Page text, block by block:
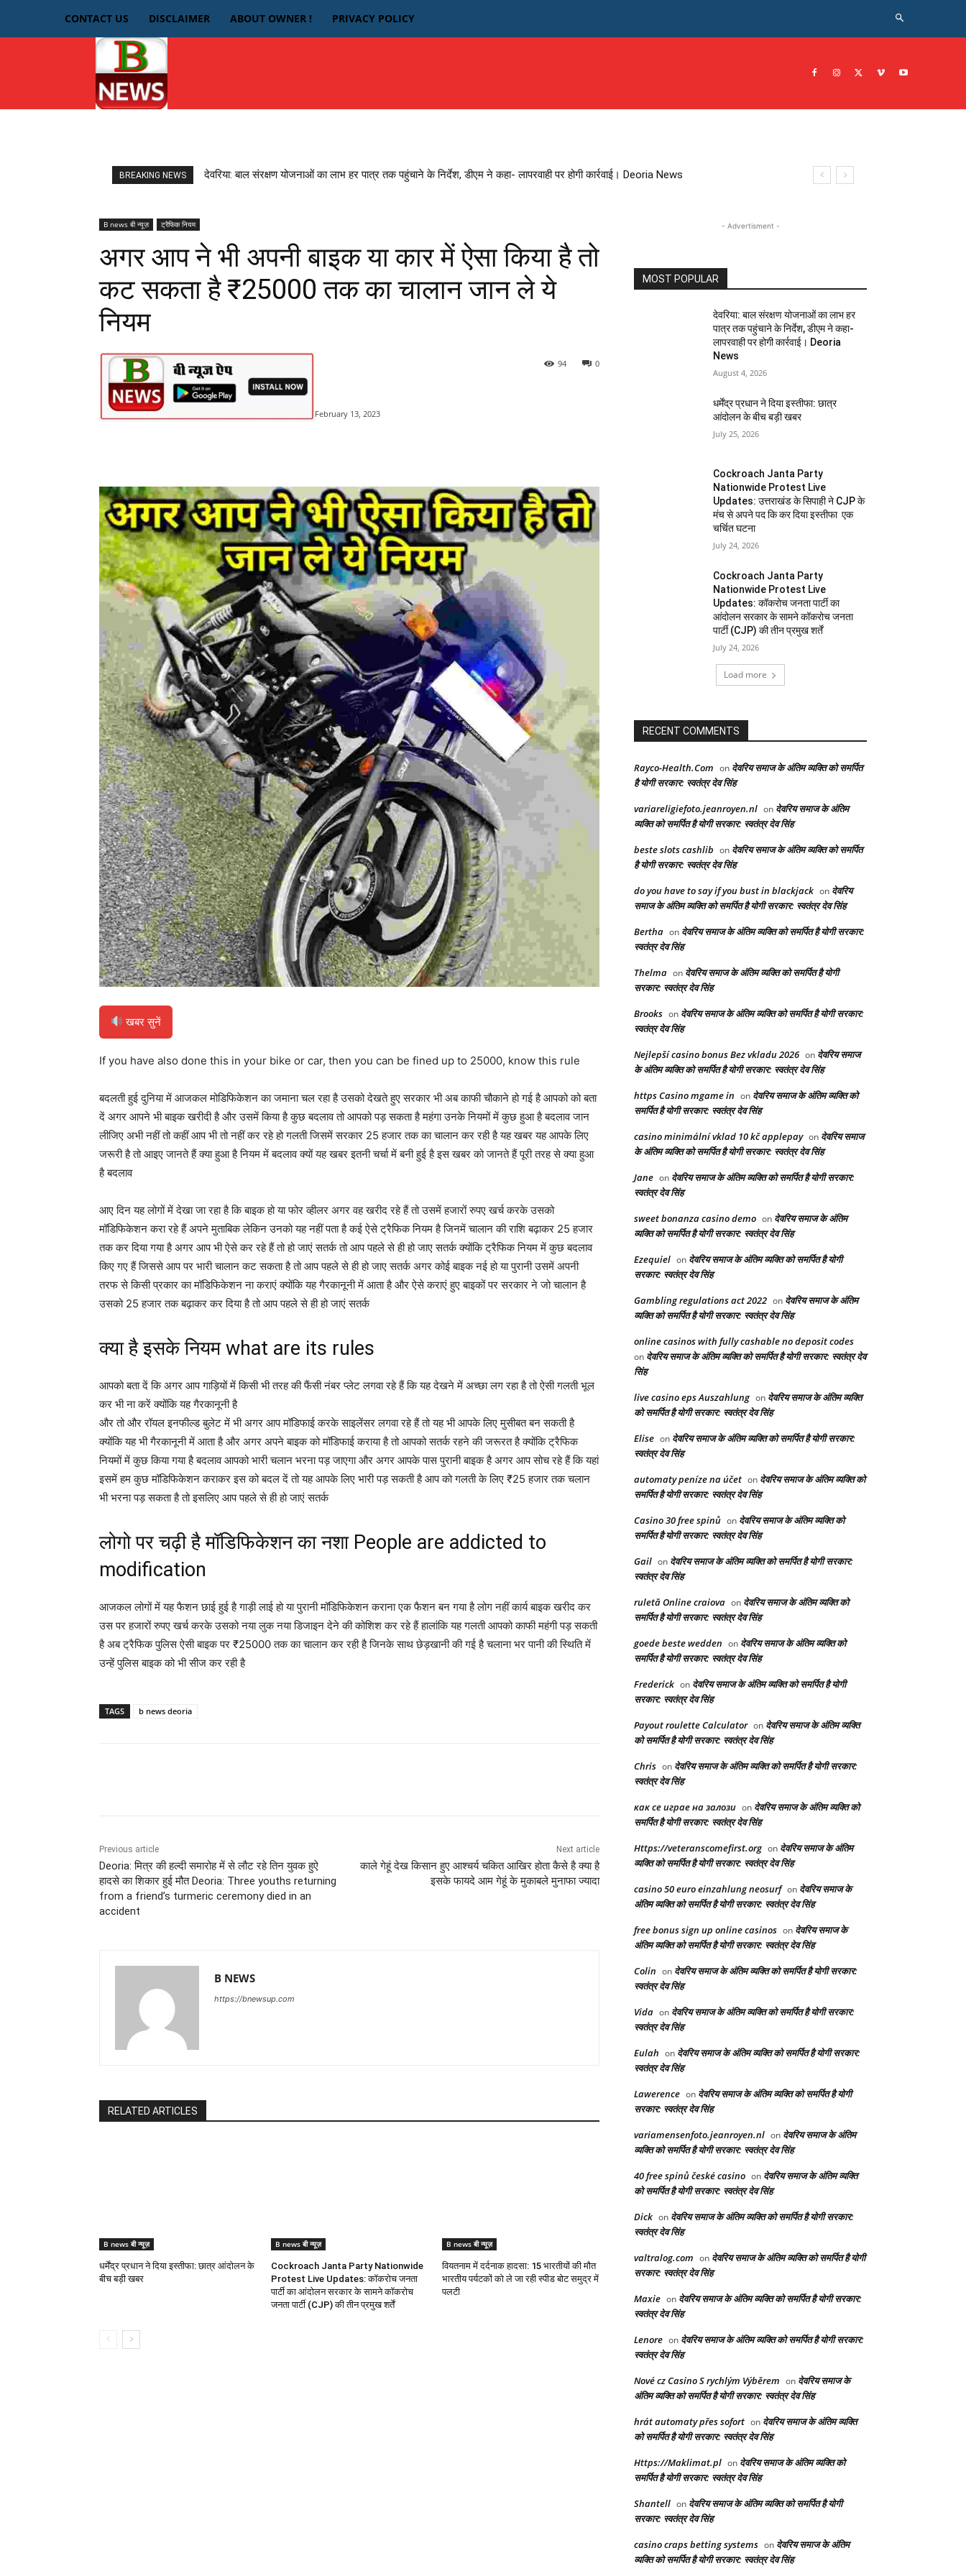
CONTACT US DISCLAIMER ABOUT OWNER ! PRIVACY POLICY
JOB नोकरी सरकारी योजना
BREAKING NEWS देवरिया: बाल संरक्षण योजनाओं का लाभ हर पात्र तक पहुंचाने के निर्देश, डीएम ने कहा- लापरवाही पर होगी कार्रवाई। Deoria News
B news बी न्यूज़ ट्रैफिक नियम
अगर आप ने भी अपनी बाइक या कार में ऐसा किया है तो
कट सकता है ₹25000 तक का चालान जान ले ये
नियम
February 13, 2023
0
94
खबर सुनें
If you have also done this in your bike or car, then you can be fined up to 25000, know this rule
बदलती हुई दुनिया में आजकल मोडिफिकेशन का जमाना चल रहा है उसको देखते हुए सरकार भी अब काफी चौकाने हो गई है आपको को बता
दें अगर आपने भी बाइक खरीदी है और उसमें किया है कुछ बदलाव तो आपको पड़ सकता है महंगा उनके नियमों में कुछ हुआ है बदलाव जान
लीजिए अभी नहीं तो कहीं आप भी तो नहीं कर रहे हो गलती जिसमें सरकार 25 हजार तक का चालान कर रही है यह खबर यह आपके लिए
जरूरी है तो आइए जानते हैं क्या हुआ है नियम में बदलाव क्यों यह खबर इतनी चर्चा में बनी हुई है इस खबर को जानते हैं पूरी तरह से क्या हुआ
है बदलाव
आए दिन यह लोगों में देखा जा रहा है कि बाइक हो या फोर व्हीलर अगर वह खरीद रहे हैं तो उसमें हजारों रुपए खर्च करके उसको
मॉडिफिकेशन करा रहे हैं अपने मुताबिक लेकिन उनको यह नहीं पता है कई ऐसे ट्रैफिक नियम है जिनमें चालान की राशि बढ़ाकर 25 हजार
तक कर दिया गया है अगर आप भी ऐसे कर रहे हैं तो हो जाएं सतर्क तो आप पहले से ही हो जाए सतर्क क्योंकि ट्रैफिक नियम में कुछ बदलाव
किए गए हैं जिससे आप पर भारी चालान कट सकता है तो आप पहले से ही हो जाए सतर्क अगर कोई बाइक नई हो या पुरानी उसमें अपनी
तरफ से किसी प्रकार का मॉडिफिकेशन ना कराएं क्योंकि यह गैरकानूनी में आता है और ऐसे कराएं हुए बाइकों पर सरकार ने जो चालान है
उसको 25 हजार तक बढ़ाकर कर दिया है तो आप पहले से ही हो जाएं सतर्क
क्या है इसके नियम what are its rules
आपको बता दें कि अगर आप गाड़ियों में किसी भी तरह की फैंसी नंबर प्लेट लगवा रहे हैं कि यह देखने में अच्छा लग रहा है तो ऐसी गलती भूल
कर भी ना करें क्योंकि यह गैरकानूनी है
और तो और रॉयल इनफील्ड बुलेट में भी अगर आप मॉडिफाई करके साइलेंसर लगवा रहे हैं तो यह भी आपके लिए मुसीबत बन सकती है
क्योंकि यह भी गैरकानूनी में आता है और अगर अपने बाइक को मॉडिफाई कराया है तो आपको सतर्क रहने की जरूरत है क्योंकि ट्रैफिक
नियमों में कुछ किया गया है बदलाव आपको भारी चलान भरना पड़ जाएगा और अगर आपके पास पुरानी बाइक है अगर आप सोच रहे हैं कि यहां
इसमें हम कुछ मॉडिफिकेशन कराकर इस को बदल दें तो यह आपके लिए भारी पड़ सकती है आप को गलती के लिए ₹25 हजार तक चलान
भी भरना पड़ सकता है तो इसलिए आप पहले से ही हो जाएं सतर्क
लोगो पर चढ़ी है मॉडिफिकेशन का नशा People are addicted to
modification
आजकल लोगों में यह फैशन छाई हुई है गाड़ी लाई हो या पुरानी मॉडिफिकेशन कराना एक फैशन बन गया है लोग नहीं कार्य बाइक खरीद कर
उस पर हजारों रुपए खर्च करके उसको नया लुक नया डिजाइन देने की कोशिश कर रहे हैं हालांकि यह गलती आपको काफी महंगी पड़ सकती
है अब ट्रैफिक पुलिस ऐसी बाइक पर ₹25000 तक का चालान कर रही है जिनके साथ छेड़खानी की गई है चलाना भर पानी की स्थिति में
उन्हें पुलिस बाइक को भी सीज कर रही है
TAGS b news deoria
Previous article
Deoria: मित्र की हल्दी समारोह में से लौट रहे तिन युवक हुऐ
हादसे का शिकार हुई मौत Deoria: Three youths returning
from a friend’s turmeric ceremony died in an
accident
Next article
काले गेहूं देख किसान हुए आश्चर्य चकित आखिर होता कैसे है क्या है
इसके फायदे आम गेहूं के मुकाबले मुनाफा ज्यादा
B NEWS
https://bnewsup.com
RELATED ARTICLES
B news बी न्यूज़
धर्मेंद्र प्रधान ने दिया इस्तीफा: छात्र आंदोलन के
बीच बड़ी खबर
B news बी न्यूज़
Cockroach Janta Party Nationwide
Protest Live Updates: कॉकरोच जनता
पार्टी का आंदोलन सरकार के सामने कॉकरोच
जनता पार्टी (CJP) की तीन प्रमुख शर्तें
B news बी न्यूज़
वियतनाम में दर्दनाक हादसा: 15 भारतीयों की मौत
भारतीय पर्यटकों को ले जा रही स्पीड बोट समुद्र में
पलटी
- Advertisment -
MOST POPULAR
देवरिया: बाल संरक्षण योजनाओं का लाभ हर
पात्र तक पहुंचाने के निर्देश, डीएम ने कहा-
लापरवाही पर होगी कार्रवाई। Deoria
News
August 4, 2026
धर्मेंद्र प्रधान ने दिया इस्तीफा: छात्र
आंदोलन के बीच बड़ी खबर
July 25, 2026
Cockroach Janta Party
Nationwide Protest Live
Updates: उत्तराखंड के सिपाही ने CJP के
मंच से अपने पद कि कर दिया इस्तीफा एक
चर्चित घटना
July 24, 2026
Cockroach Janta Party
Nationwide Protest Live
Updates: कॉकरोच जनता पार्टी का
आंदोलन सरकार के सामने कॉकरोच जनता
पार्टी (CJP) की तीन प्रमुख शर्तें
July 24, 2026
Load more
RECENT COMMENTS
Rayco-Health.Com on देवरिय समाज के अंतिम व्यक्ति को समर्पित
है योगी सरकार: स्वतंत्र देव सिंह
variareligiefoto.jeanroyen.nl on देवरिय समाज के अंतिम
व्यक्ति को समर्पित है योगी सरकार: स्वतंत्र देव सिंह
beste slots cashlib on देवरिय समाज के अंतिम व्यक्ति को समर्पित
है योगी सरकार: स्वतंत्र देव सिंह
do you have to say if you bust in blackjack on देवरिय
समाज के अंतिम व्यक्ति को समर्पित है योगी सरकार: स्वतंत्र देव सिंह
Bertha on देवरिय समाज के अंतिम व्यक्ति को समर्पित है योगी सरकार:
स्वतंत्र देव सिंह
Thelma on देवरिय समाज के अंतिम व्यक्ति को समर्पित है योगी
सरकार: स्वतंत्र देव सिंह
Brooks on देवरिय समाज के अंतिम व्यक्ति को समर्पित है योगी सरकार:
स्वतंत्र देव सिंह
Nejlepší casino bonus Bez vkladu 2026 on देवरिय समाज
के अंतिम व्यक्ति को समर्पित है योगी सरकार: स्वतंत्र देव सिंह
https Casino mgame in on देवरिय समाज के अंतिम व्यक्ति को
समर्पित है योगी सरकार: स्वतंत्र देव सिंह
casino minimální vklad 10 kč applepay on देवरिय समाज
के अंतिम व्यक्ति को समर्पित है योगी सरकार: स्वतंत्र देव सिंह
Jane on देवरिय समाज के अंतिम व्यक्ति को समर्पित है योगी सरकार:
स्वतंत्र देव सिंह
sweet bonanza casino demo on देवरिय समाज के अंतिम
व्यक्ति को समर्पित है योगी सरकार: स्वतंत्र देव सिंह
Ezequiel on देवरिय समाज के अंतिम व्यक्ति को समर्पित है योगी
सरकार: स्वतंत्र देव सिंह
Gambling regulations act 2022 on देवरिय समाज के अंतिम
व्यक्ति को समर्पित है योगी सरकार: स्वतंत्र देव सिंह
online casinos with fully cashable no deposit codes
on देवरिय समाज के अंतिम व्यक्ति को समर्पित है योगी सरकार: स्वतंत्र देव
सिंह
live casino eps Auszahlung on देवरिय समाज के अंतिम व्यक्ति
को समर्पित है योगी सरकार: स्वतंत्र देव सिंह
Elise on देवरिय समाज के अंतिम व्यक्ति को समर्पित है योगी सरकार:
स्वतंत्र देव सिंह
automaty peníze na účet on देवरिय समाज के अंतिम व्यक्ति को
समर्पित है योगी सरकार: स्वतंत्र देव सिंह
Casino 30 free spinů on देवरिय समाज के अंतिम व्यक्ति को
समर्पित है योगी सरकार: स्वतंत्र देव सिंह
Gail on देवरिय समाज के अंतिम व्यक्ति को समर्पित है योगी सरकार:
स्वतंत्र देव सिंह
ruletă Online craiova on देवरिय समाज के अंतिम व्यक्ति को
समर्पित है योगी सरकार: स्वतंत्र देव सिंह
goede beste wedden on देवरिय समाज के अंतिम व्यक्ति को
समर्पित है योगी सरकार: स्वतंत्र देव सिंह
Frederick on देवरिय समाज के अंतिम व्यक्ति को समर्पित है योगी
सरकार: स्वतंत्र देव सिंह
Payout roulette Calculator on देवरिय समाज के अंतिम व्यक्ति
को समर्पित है योगी सरकार: स्वतंत्र देव सिंह
Chris on देवरिय समाज के अंतिम व्यक्ति को समर्पित है योगी सरकार:
स्वतंत्र देव सिंह
как се играе на залози on देवरिय समाज के अंतिम व्यक्ति को
समर्पित है योगी सरकार: स्वतंत्र देव सिंह
Https://veteranscomefirst.org on देवरिय समाज के अंतिम
व्यक्ति को समर्पित है योगी सरकार: स्वतंत्र देव सिंह
casino 50 euro einzahlung neosurf on देवरिय समाज के
अंतिम व्यक्ति को समर्पित है योगी सरकार: स्वतंत्र देव सिंह
free bonus sign up online casinos on देवरिय समाज के
अंतिम व्यक्ति को समर्पित है योगी सरकार: स्वतंत्र देव सिंह
Colin on देवरिय समाज के अंतिम व्यक्ति को समर्पित है योगी सरकार:
स्वतंत्र देव सिंह
Vida on देवरिय समाज के अंतिम व्यक्ति को समर्पित है योगी सरकार:
स्वतंत्र देव सिंह
Eulah on देवरिय समाज के अंतिम व्यक्ति को समर्पित है योगी सरकार:
स्वतंत्र देव सिंह
Lawerence on देवरिय समाज के अंतिम व्यक्ति को समर्पित है योगी
सरकार: स्वतंत्र देव सिंह
variamensenfoto.jeanroyen.nl on देवरिय समाज के अंतिम
व्यक्ति को समर्पित है योगी सरकार: स्वतंत्र देव सिंह
40 free spinů české casino on देवरिय समाज के अंतिम व्यक्ति
को समर्पित है योगी सरकार: स्वतंत्र देव सिंह
Dick on देवरिय समाज के अंतिम व्यक्ति को समर्पित है योगी सरकार:
स्वतंत्र देव सिंह
valtralog.com on देवरिय समाज के अंतिम व्यक्ति को समर्पित है योगी
सरकार: स्वतंत्र देव सिंह
Maxie on देवरिय समाज के अंतिम व्यक्ति को समर्पित है योगी सरकार:
स्वतंत्र देव सिंह
Lenore on देवरिय समाज के अंतिम व्यक्ति को समर्पित है योगी सरकार:
स्वतंत्र देव सिंह
Nové cz Casino S rychlým Výběrem on देवरिय समाज के
अंतिम व्यक्ति को समर्पित है योगी सरकार: स्वतंत्र देव सिंह
hrát automaty přes sofort on देवरिय समाज के अंतिम व्यक्ति
को समर्पित है योगी सरकार: स्वतंत्र देव सिंह
Https://Maklimat.pl on देवरिय समाज के अंतिम व्यक्ति को
समर्पित है योगी सरकार: स्वतंत्र देव सिंह
Shantell on देवरिय समाज के अंतिम व्यक्ति को समर्पित है योगी
सरकार: स्वतंत्र देव सिंह
casino craps betting systems on देवरिय समाज के अंतिम
व्यक्ति को समर्पित है योगी सरकार: स्वतंत्र देव सिंह